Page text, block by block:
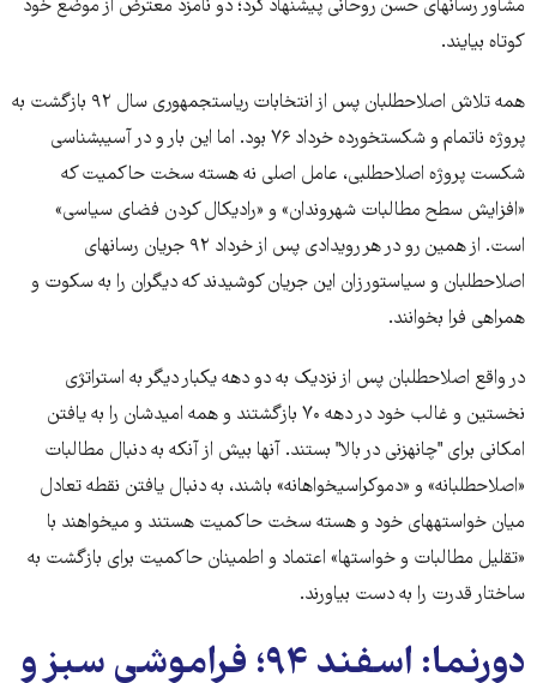
مشاور رسانه‎ای حسن روحانی پیشنهاد کرد؛ دو نامزد معترض از موضع خود
کوتاه بیایند.
همه تلاش اصلاح‎طلبان پس از انتخابات ریاست‎جمهوری سال ۹۲ بازگشت به
پروژه ناتمام و شکست‎خورده خرداد ۷۶ بود. اما این بار و در آسیب‎شناسی
شکست پروژه اصلاح‎طلبی، عامل اصلی نه هسته سخت حاکمیت که
«افزایش سطح مطالبات شهروندان» و «رادیکال کردن فضای سیاسی»
است. از همین رو در هر رویدادی پس از خرداد ۹۲ جریان رسانه‎ای
اصلاح‎طلبان و سیاست‎ورزان این جریان کوشیدند که دیگران را به سکوت و
همراهی فرا بخوانند.
در واقع اصلاح‎طلبان پس از نزدیک به دو دهه یک‎بار دیگر به استراتژی
نخستین و غالب خود در دهه ۷۰ بازگشتند و همه امیدشان را به یافتن
امکانی برای "چانه‎زنی در بالا" بستند. آن‎ها بیش از آن‎که به دنبال مطالبات
«اصلاح‎طلبانه» و «دموکراسی‎خواهانه» باشند، به دنبال یافتن نقطه تعادل
میان خواسته‎های خود و هسته سخت حاکمیت هستند و می‎خواهند با
«تقلیل مطالبات و خواست‎ها» اعتماد و اطمینان حاکمیت برای بازگشت به
ساختار قدرت را به دست بیاورند.
دورنما: اسفند ۹۴؛ فراموشی سبز و